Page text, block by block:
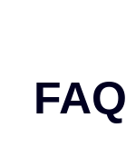
FAQ